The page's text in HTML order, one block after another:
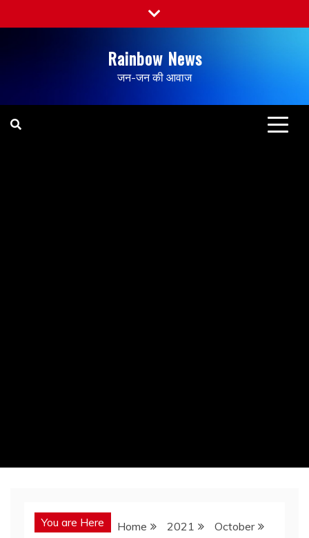
Rainbow News
जन-जन की आवाज
You are Here Home 2021
October